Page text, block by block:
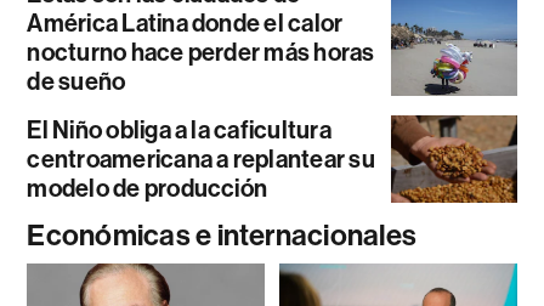
América Latina donde el calor
nocturno hace perder más horas
de sueño
El Niño obliga a la caficultura
centroamericana a replantear su
modelo de producción
Económicas e internacionales